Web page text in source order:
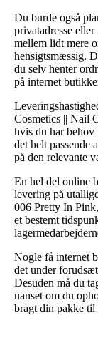
Du burde også
privatadresse
mellem lidt mere
hensigtsmæssig.
du selv henter
på internet
Cosmetics || Nail
hvis du har
det helt passende
på den relevante
En hel del online
levering på
006 Pretty In
et bestemt
Nogle få internet
det under
Desuden må du
uanset om du
bragt din pakke til